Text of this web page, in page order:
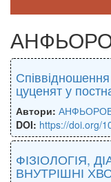
цуценят у
Автори:
DOI: https://doi.org/
ФІЗІОЛОГІЯ,
ВНУТРІШНІ